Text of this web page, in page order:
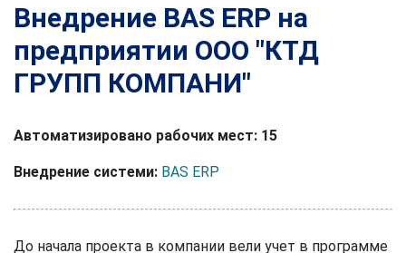
Внедрение BAS ERP на
предприятии ООО "КТД
ГРУПП КОМПАНИ"
Автоматизировано рабочих мест: 15
Внедрение системи: BAS ERP
До начала проекта в компании вели учет в программе